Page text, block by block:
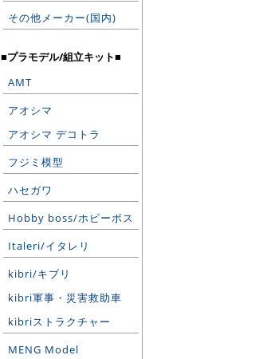
その他メーカー(国内)
■プラモデル/組立キット■
AMT
アオシマ
アオシマ デコトラ
フジミ模型
ハセガワ
Hobby boss/ホビーボス
Italeri/イタレリ
kibri/キブリ
kibri軍事・災害救助車
kibriストラクチャー
MENG Model